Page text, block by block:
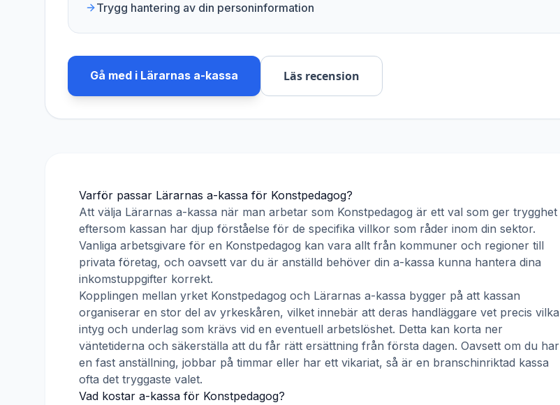
Trygg hantering av din personinformation
Gå med i Lärarnas a-kassa Läs recension
Varför passar Lärarnas a-kassa för Konstpedagog?
Att välja Lärarnas a-kassa när man arbetar som Konstpedagog är ett val som ger trygghet
eftersom kassan har djup förståelse för de specifika villkor som råder inom din sektor.
Vanliga arbetsgivare för en Konstpedagog kan vara allt från kommuner och regioner till
privata företag, och oavsett var du är anställd behöver din a-kassa kunna hantera dina
inkomstuppgifter korrekt.
Kopplingen mellan yrket Konstpedagog och Lärarnas a-kassa bygger på att kassan
organiserar en stor del av yrkeskåren, vilket innebär att deras handläggare vet precis vilka
intyg och underlag som krävs vid en eventuell arbetslöshet. Detta kan korta ner
väntetiderna och säkerställa att du får rätt ersättning från första dagen. Oavsett om du har
en fast anställning, jobbar på timmar eller har ett vikariat, så är en branschinriktad kassa
ofta det tryggaste valet.
Vad kostar a-kassa för Konstpedagog?